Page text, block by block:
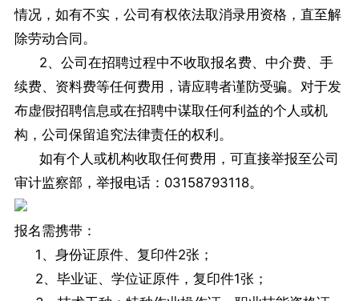
情况，如有不实，公司有权依法取消录用资格，直至解
除劳动合同。
2、公司在招聘过程中不收取报名费、中介费、手
续费、资料费等任何费用，请应聘者谨防受骗。对于发
布虚假招聘信息或在招聘中谋取任何利益的个人或机
构，公司保留追究法律责任的权利。
如有个人或机构收取任何费用，可直接举报至公司
审计监察部，举报电话：03158793118。
报名需携带：
1、身份证原件、复印件2张；
2、毕业证、学位证原件，复印件1张；